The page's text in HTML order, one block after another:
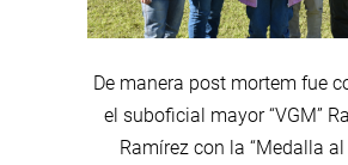
De manera post mortem fue
el suboficial mayor “VGM”
Ramírez con la “Medalla